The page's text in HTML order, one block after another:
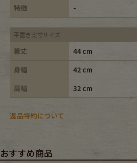
特徴
-
平置き実寸サイズ
着丈
44 cm
身幅
42 cm
肩幅
32 cm
返品特約について
おすすめ商品